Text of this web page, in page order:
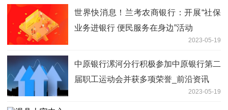
世界快消息！兰考农商银行：开展“社保
业务进银行 便民服务在身边”活动
2023-05-19
中原银行漯河分行积极参加中原银行第二
届职工运动会并获多项荣誉_前沿资讯
2023-05-19